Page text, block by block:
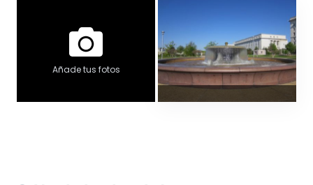
Añade tus fotos